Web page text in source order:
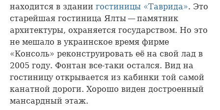
находится в здании гостиницы «Таврида». Это
старейшая гостиница Ялты — памятник
архитектуры, охраняется государством. Но это
не мешало в украинское время фирме
«Консоль» реконструировать её на свой лад в
2005 году. Фонтан все-таки остался. Вид на
гостиницу открывается из кабинки той самой
канатной дороги. Хорошо виден достроенный
мансардный этаж.